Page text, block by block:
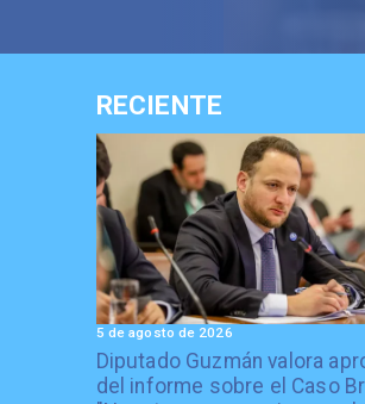
RECIENTE
Diputado Guzmán valora
del informe sobre el Caso
5 de agosto de 2026